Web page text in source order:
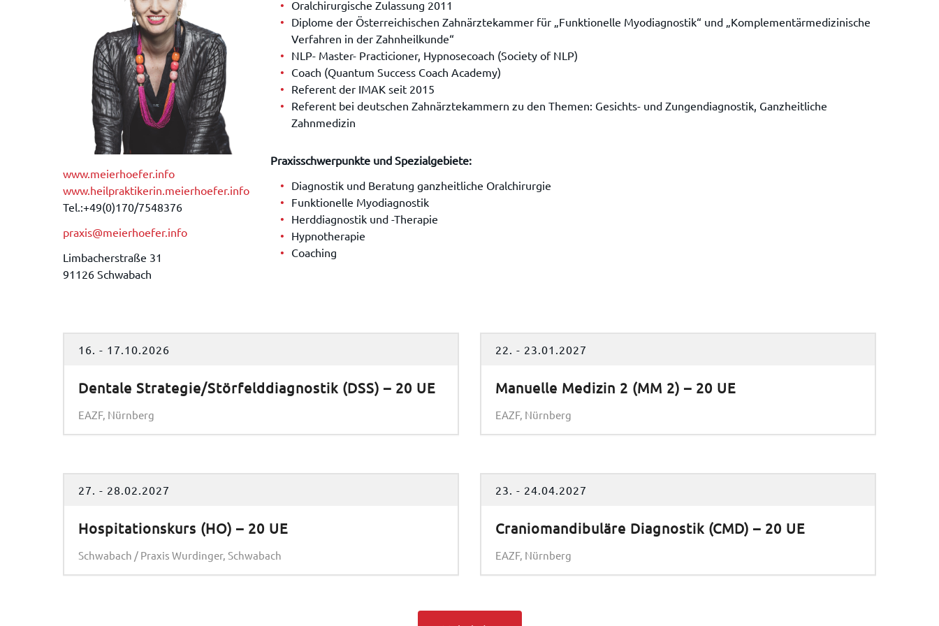
www.meierhoefer.info
www.heilpraktikerin.meierhoefer.info
Tel.:+49(0)170/7548376
praxis@meierhoefer.info
Limbacherstraße 31
91126 Schwabach
Oralchirurgische Zulassung 2011
Diplome der Österreichischen Zahnärztekammer für „Funktionelle Myodiagnostik“ und „Komplementärmedizinische
Verfahren in der Zahnheilkunde“
NLP- Master- Practicioner, Hypnosecoach (Society of NLP)
Coach (Quantum Success Coach Academy)
Referent der IMAK seit 2015
Referent bei deutschen Zahnärztekammern zu den Themen: Gesichts- und Zungendiagnostik, Ganzheitliche
Zahnmedizin
Praxisschwerpunkte und Spezialgebiete:
Diagnostik und Beratung ganzheitliche Oralchirurgie
Funktionelle Myodiagnostik
Herddiagnostik und -Therapie
Hypnotherapie
Coaching
16. - 17.10.2026
Dentale Strategie/Störfelddiagnostik (DSS) – 20 UE
EAZF, Nürnberg
22. - 23.01.2027
Manuelle Medizin 2 (MM 2) – 20 UE
EAZF, Nürnberg
27. - 28.02.2027
Hospitationskurs (HO) – 20 UE
Schwabach / Praxis Wurdinger, Schwabach
23. - 24.04.2027
Craniomandibuläre Diagnostik (CMD) – 20 UE
EAZF, Nürnberg